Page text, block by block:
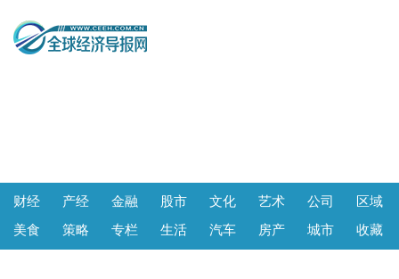
财经 产经 金融 股市 文化 艺术 公司
区域
美食
策略 专栏 生活 汽车 房产 城市 收藏